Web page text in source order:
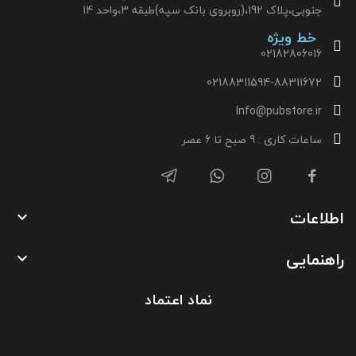
جنوبی،پلاک 192،(روبروی بانک سپه)طبقه 3،واحد 14
خط ویژه
02182806016
02188311594-88311672
Info@pubstore.ir
ساعات کاری : 9 صبح تا 6 عصر
اطلاعات 
راهنمایی 
نماد اعتماد